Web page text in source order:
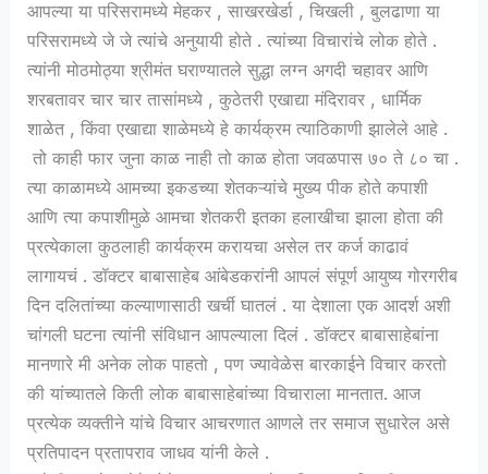
आपल्या या परिसरामध्ये मेहकर , साखरखेर्डा , चिखली , बुलढाणा या
परिसरामध्ये जे जे त्यांचे अनुयायी होते . त्यांच्या विचारांचे लोक होते .
त्यांनी मोठमोठ्या श्रीमंत घराण्यातले सुद्धा लग्न अगदी चहावर आणि
शरबतावर चार चार तासांमध्ये , कुठेतरी एखाद्या मंदिरावर , धार्मिक
शाळेत , किंवा एखाद्या शाळेमध्ये हे कार्यक्रम त्याठिकाणी झालेले आहे .
तो काही फार जुना काळ नाही तो काळ होता जवळपास ७० ते ८० चा .
त्या काळामध्ये आमच्या इकडच्या शेतकऱ्यांचे मुख्य पीक होते कपाशी
आणि त्या कपाशीमुळे आमचा शेतकरी इतका हलाखीचा झाला होता की
प्रत्येकाला कुठलाही कार्यक्रम करायचा असेल तर कर्ज काढावं
लागायचं . डॉक्टर बाबासाहेब आंबेडकरांनी आपलं संपूर्ण आयुष्य गोरगरीब
दिन दलितांच्या कल्याणासाठी खर्ची घातलं . या देशाला एक आदर्श अशी
चांगली घटना त्यांनी संविधान आपल्याला दिलं . डॉक्टर बाबासाहेबांना
मानणारे मी अनेक लोक पाहतो , पण ज्यावेळेस बारकाईने विचार करतो
की यांच्यातले किती लोक बाबासाहेबांच्या विचाराला मानतात. आज
प्रत्येक व्यक्तीने यांचे विचार आचरणात आणले तर समाज सुधारेल असे
प्रतिपादन प्रतापराव जाधव यांनी केले .